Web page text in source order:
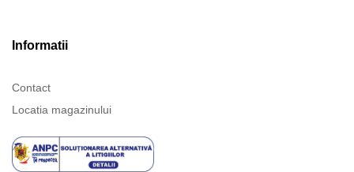
Informatii
Contact
Locatia magazinului